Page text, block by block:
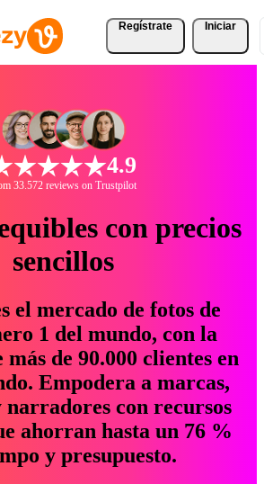
Regístrate Iniciar
4.9
33.572 reviews on Trustpilot
con precios
sencillos
el mercado de fotos de
1 del mundo, con la
de 90.000 clientes en
Empodera a marcas,
narradores con recursos
ahorran hasta un 76 %
y presupuesto.